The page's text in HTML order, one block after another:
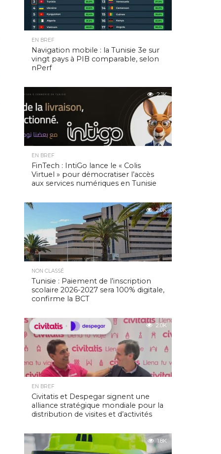
EN BREF
Navigation mobile : la Tunisie 3e sur
vingt pays à PIB comparable, selon
nPerf
2.1K
EN BREF
FinTech : IntiGo lance le « Colis
Virtuel » pour démocratiser l’accès
aux services numériques en Tunisie
2.0K
NON CLASSÉ
Tunisie : Paiement de l’inscription
scolaire 2026-2027 sera 100% digitale,
confirme la BCT
2.0K
EN BREF
Civitatis et Despegar signent une
alliance stratégique mondiale pour la
distribution de visites et d’activités
1.8K